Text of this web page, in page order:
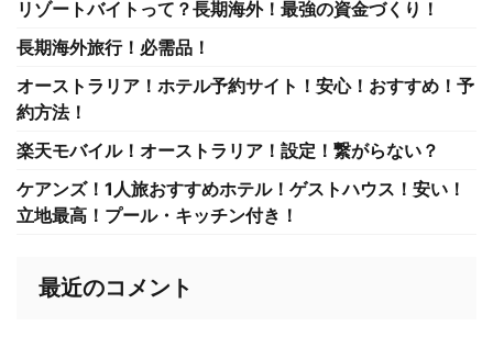
リゾートバイトって？長期海外！最強の資金づくり！
長期海外旅行！必需品！
オーストラリア！ホテル予約サイト！安心！おすすめ！予
約方法！
楽天モバイル！オーストラリア！設定！繋がらない？
ケアンズ！1人旅おすすめホテル！ゲストハウス！安い！
立地最高！プール・キッチン付き！
最近のコメント